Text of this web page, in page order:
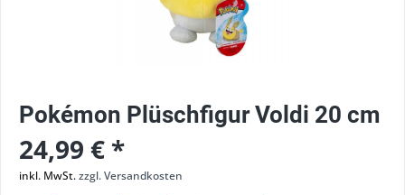
Pokémon Plüschfigur Voldi 20 cm
24,99 € *
inkl. MwSt.zzgl. Versandkosten